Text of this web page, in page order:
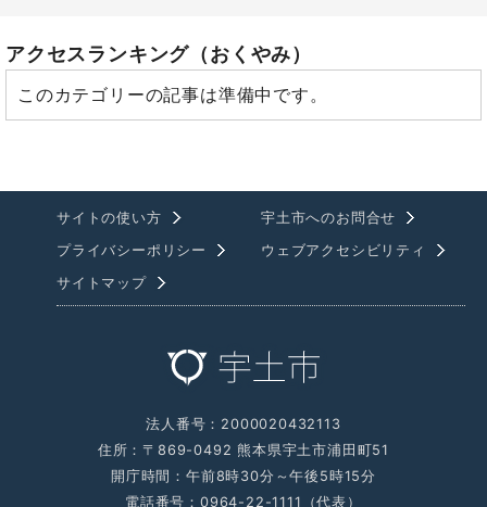
アクセスランキング （おくやみ）
このカテゴリーの記事は準備中です。
サイトの使い方
宇土市へのお問合せ
プライバシーポリシー
ウェブアクセシビリティ
サイトマップ
法人番号：2000020432113
住所：〒869-0492 熊本県宇土市浦田町51
開庁時間：午前8時30分～午後5時15分
電話番号：0964-22-1111（代表）